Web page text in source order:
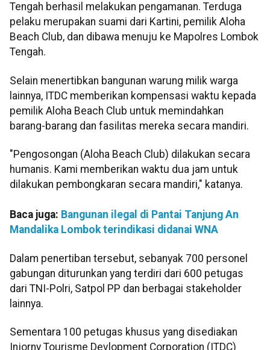
Tengah berhasil melakukan pengamanan. Terduga
pelaku merupakan suami dari Kartini, pemilik Aloha
Beach Club, dan dibawa menuju ke Mapolres Lombok
Tengah.
Selain menertibkan bangunan warung milik warga
lainnya, ITDC memberikan kompensasi waktu kepada
pemilik Aloha Beach Club untuk memindahkan
barang-barang dan fasilitas mereka secara mandiri.
"Pengosongan (Aloha Beach Club) dilakukan secara
humanis. Kami memberikan waktu dua jam untuk
dilakukan pembongkaran secara mandiri," katanya.
Baca juga: Bangunan ilegal di Pantai Tanjung An
Mandalika Lombok terindikasi didanai WNA
Dalam penertiban tersebut, sebanyak 700 personel
gabungan diturunkan yang terdiri dari 600 petugas
dari TNI-Polri, Satpol PP dan berbagai stakeholder
lainnya.
Sementara 100 petugas khusus yang disediakan
Injorny Tourisme Devlopment Corporation (ITDC)